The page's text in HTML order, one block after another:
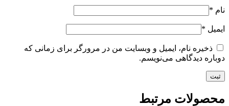
نام *
ایمیل *
ذخیره نام، ایمیل و وبسایت من در مرورگر برای زمانی که
دوباره دیدگاهی می‌نویسم.
محصولات مرتبط